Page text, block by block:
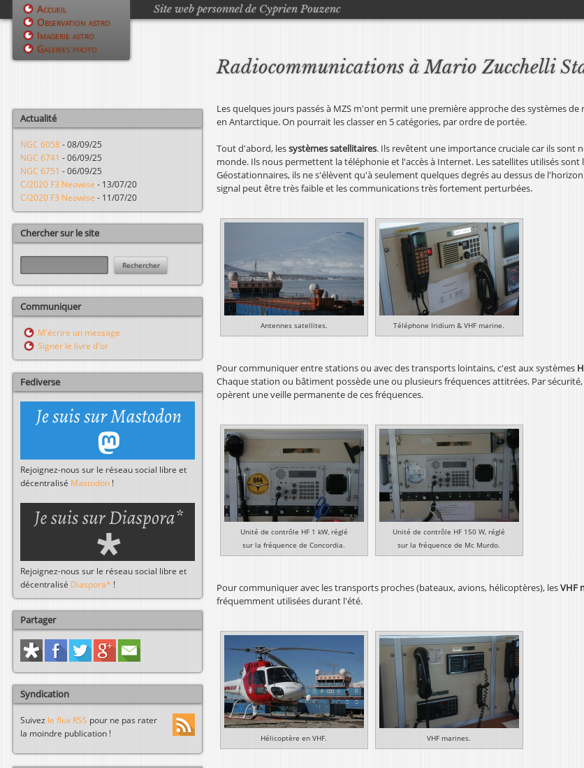
Site web personnel de Cyprien Pouzenc
Radiocommunications à Mario Zucchelli
Les quelques jours passés à MZS m'ont permit une première approche des systèmes
en Antarctique. On pourrait les classer en 5 catégories, par ordre de portée.
Tout d'abord, lessystèmes satellitaires. Ils revêtent une importance cruciale car ils sont
monde. Ils nous permettent la téléphonie et l'accès à Internet. Les satellites utilisés
Géostationnaires, ils ne s'élèvent qu'à seulement quelques degrés au dessus de
signal peut être très faible et les communications très fortement perturbées.
Antennes satellites. Téléphone Iridium & VHF marine.
Pour communiquer entre stations ou avec des transports lointains, c'est aux systèmes
Chaque station ou bâtiment possède une ou plusieurs fréquences attitrées. Par
opèrent une veille permanente de ces fréquences.
Unité de contrôle HF 1 kW, réglé
sur la fréquence de Concordia.
Unité de contrôle HF 150 W, réglé
sur la fréquence de Mc Murdo.
Pour communiquer avec les transports proches (bateaux, avions, hélicoptères), lesVHF
fréquemment utilisées durant l'été.
Hélicoptère en VHF. VHF marines.
M
p
c
p
a
Accueil
Observation astro
Imagerie astro
Galeries photo
Actualité
NGC 6058 - 08/09/25
NGC 6741 - 06/09/25
NGC 6751 - 06/09/25
C/2020 F3 Neowise - 13/07/20
C/2020 F3 Neowise - 11/07/20
Chercher sur le site
R
e
c
h
e
h
r
Communiquer
M'écrire un message
Signer le livre d'or
Fediverse
Rejoignez-nous sur le réseau social libre et
décentralisé Mastodon !
Rejoignez-nous sur le réseau social libre et
décentralisé Diaspora* !
Partager
Syndication
Suivez le flux RSS pour ne pas rater
la moindre publication !